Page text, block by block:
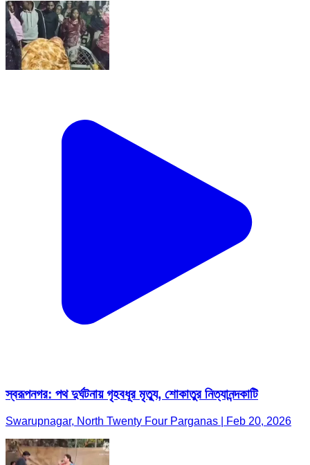
স্বরূপনগর: পথ দুর্ঘটনায় গৃহবধূর মৃত্যু, শোকাতুর নিত্যানন্দকাটি
Swarupnagar, North Twenty Four Parganas | Feb 20, 2026